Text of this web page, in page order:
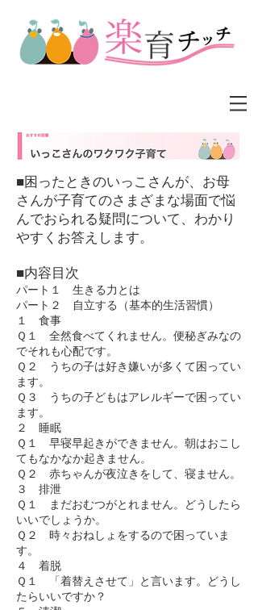
■困ったときのいっこさんが、お母
さんが子育てのさまざまな場面で悩
んでおられる疑問について、わかり
やすくお答えします。
■内容目次
パート１ 生きる力とは
パート２ 自立する（基本的生活習慣）
１ 食事
Ｑ１ 全然食べてくれません。便秘ぎみなの
でそれも心配です。
Ｑ２ うちの子は好き嫌いが多くて困ってい
ます。
Ｑ３ うちの子どもはアレルギーで困ってい
ます。
２ 睡眠
Ｑ１ 早寝早起きができません。朝はおこし
てもなかなか起きません。
Ｑ２ 赤ちゃんが夜泣きをして、寝ません。
３ 排泄
Ｑ１ まだおむつがとれません。どうしたら
いいでしょうか。
Ｑ２ 時々おねしょをするので困っていま
す。
４ 着脱
Ｑ１ 「着替えさせて」と言います。どうし
たらいいですか？